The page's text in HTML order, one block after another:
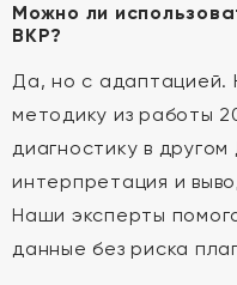
Можно ли
ВКР?
Да, но с адаптацией.
методику из работы
диагностику в
интерпретация и
Наши эксперты
данные без риска